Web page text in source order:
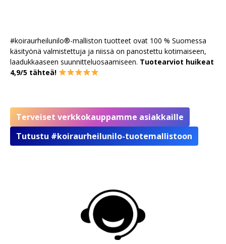
#koiraurheilunilo®-malliston tuotteet ovat 100 % Suomessa
käsityönä valmistettuja ja niissä on panostettu kotimaiseen,
laadukkaaseen suunnitteluosaamiseen. Tuotearviot huikeat
4,9/5 tähteä!
Terveiset verkkokauppamme asiakkaille
Tutustu #koiraurheilunilo-tuotemallistoon